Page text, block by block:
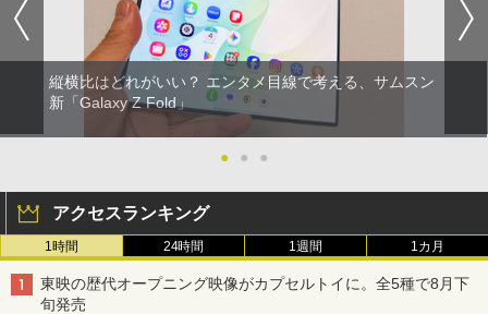
縦横比はどれがいい？ エンタメ目線で考える、サムスン
新「Galaxy Z Fold」
● ● ●
アクセスランキング
1時間 24時間 1週間 1カ月
東映の歴代オープニング映像がカプセルトイに。全5種で8月下
旬発売